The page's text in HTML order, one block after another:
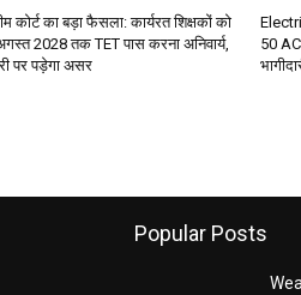
कोर्ट का बड़ा फैसला: कार्यरत शिक्षकों को
2028 तक TET पास करना अनिवार्य,
पर पड़ेगा असर
50
Popular Posts